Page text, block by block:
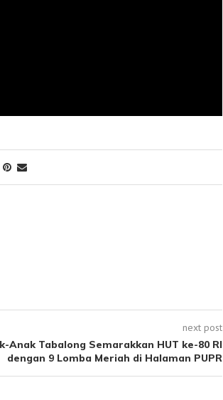
next post
Anak Tabalong Semarakkan HUT ke-80 RI
dengan 9 Lomba Meriah di Halaman PUPR